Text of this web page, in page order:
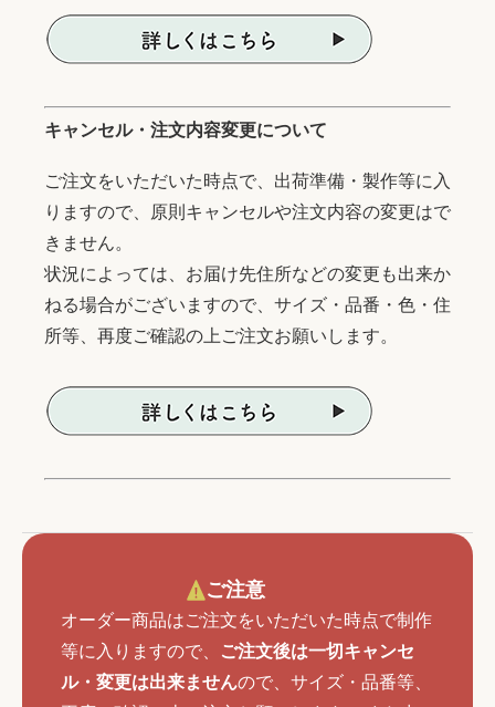
キャンセル・注文内容変更について
ご注文をいただいた時点で、出荷準備・製作等に入
りますので、原則キャンセルや注文内容の変更はで
きません。
状況によっては、お届け先住所などの変更も出来か
ねる場合がございますので、サイズ・品番・色・住
所等、再度ご確認の上ご注文お願いします。
ご注意
オーダー商品はご注文をいただいた時点で制作
等に入りますので、
ご注文後は一切キャンセ
ル・変更は出来ませんので、サイズ・品番等、